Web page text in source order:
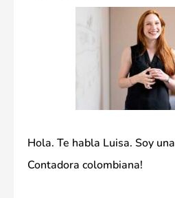
Hola. Te habla Luisa. Soy una
Contadora colombiana!